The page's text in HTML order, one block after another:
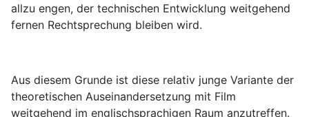
allzu engen, der technischen Entwicklung weitgehend
fernen Rechtsprechung bleiben wird.
Aus diesem Grunde ist diese relativ junge Variante der
theoretischen Auseinandersetzung mit Film
weitgehend im englischsprachigen Raum anzutreffen.